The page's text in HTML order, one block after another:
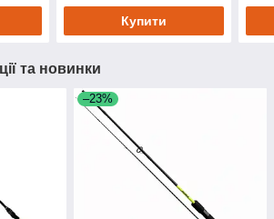
Купити
та новинки
–23%